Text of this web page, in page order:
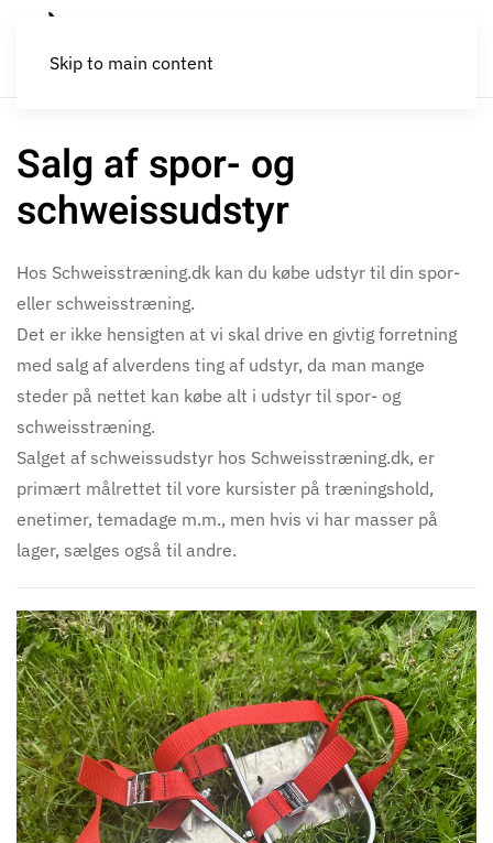
Skip to main content
Salg af spor- og
schweissudstyr
Hos Schweisstræning.dk kan du købe udstyr til din spor-
eller schweisstræning.
Det er ikke hensigten at vi skal drive en givtig forretning
med salg af alverdens ting af udstyr, da man mange
steder på nettet kan købe alt i udstyr til spor- og
schweisstræning.
Salget af schweissudstyr hos Schweisstræning.dk, er
primært målrettet til vore kursister på træningshold,
enetimer, temadage m.m., men hvis vi har masser på
lager, sælges også til andre.